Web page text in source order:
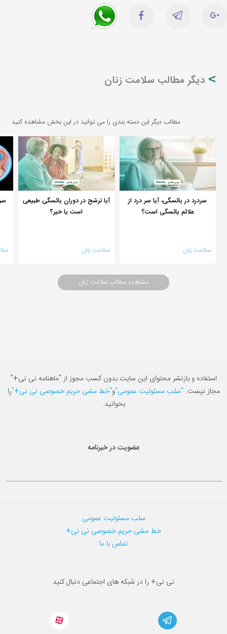
دیگر مطالب سلامت زنان
مطالب دیگر این دسته بندی را می توانید در این بخش مشاهده کنید
سردرد در یائسگی، آیا سر درد از
علائم یائسگی است؟
سلامت زنان
آیا ترشح در دوران یائسگی طبیعی
است یا خیر؟
سلامت زنان
مشاهده مطالب سلامت زنان
استفاده و بازنشر محتوای این سایت بدون کسب مجوز از "ماهنامه نی نی+"
مجاز نیست. "سلب مسئولیت عمومی"و"خط مشی حریم خصوصی نی نی+"را
بخوانید.
عضویت در خبرنامه
سلب مسئولیت عمومی
خط مشی حریم خصوصی نی نی+
تماس با ما
نی نی+ را در شبکه های اجتماعی دنبال کنید